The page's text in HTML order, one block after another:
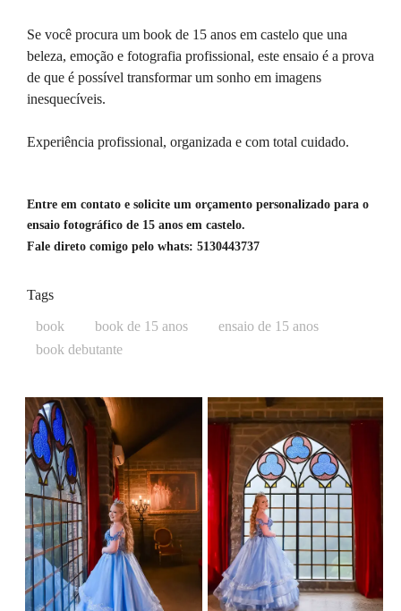
Se você procura um book de 15 anos em castelo que una
beleza, emoção e fotografia profissional, este ensaio é a prova
de que é possível transformar um sonho em imagens
inesquecíveis.
Experiência profissional, organizada e com total cuidado.
Entre em contato e solicite um orçamento personalizado para o
ensaio fotográfico de 15 anos em castelo.
Fale direto comigo pelo whats: 5130443737
Tags
book book de 15 anos
ensaio de 15 anos
book debutante